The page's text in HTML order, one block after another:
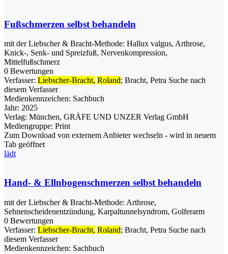
Fußschmerzen selbst behandeln
mit der Liebscher & Bracht-Methode: Hallux valgus, Arthrose,
Knick-, Senk- und Spreizfuß, Nervenkompression,
Mittelfußschmerz
0 Bewertungen
Verfasser: Liebscher-Bracht, Roland; Bracht, Petra Suche nach
diesem Verfasser
Medienkennzeichen: Sachbuch
Jahr: 2025
Verlag: München, GRÄFE UND UNZER Verlag GmbH
Mediengruppe: Print
Zum Download von externem Anbieter wechseln - wird in neuem
Tab geöffnet
lädt
Hand- & Ellnbogenschmerzen selbst behandeln
mit der Liebscher & Bracht-Methode: Arthrose,
Sehnenscheidenentzündung, Karpaltunnelsyndrom, Golferarm
0 Bewertungen
Verfasser: Liebscher-Bracht, Roland; Bracht, Petra Suche nach
diesem Verfasser
Medienkennzeichen: Sachbuch